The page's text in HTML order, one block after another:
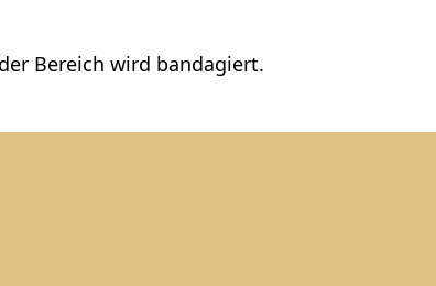
Bereich wird bandagiert.